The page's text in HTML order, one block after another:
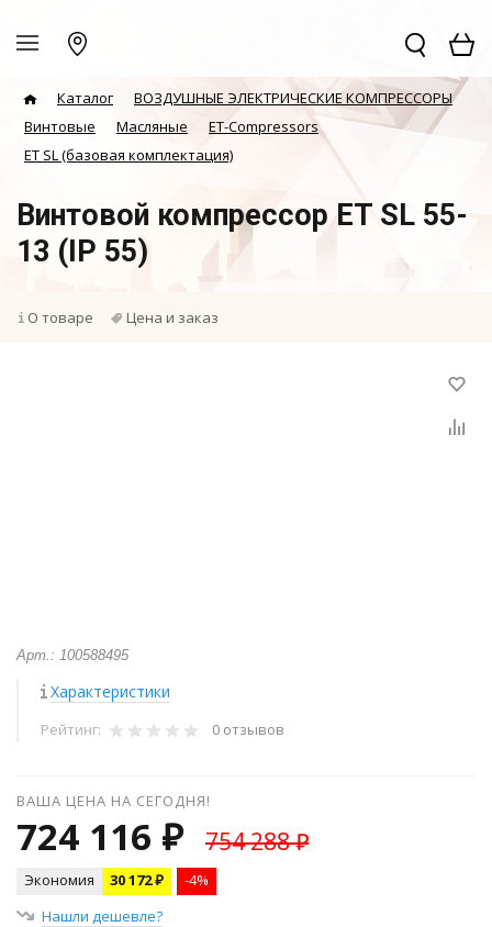
Каталог
ВОЗДУШНЫЕ ЭЛЕКТРИЧЕСКИЕ КОМПРЕССОРЫ
Винтовые
Масляные
ET-Compressors
ET SL (базовая комплектация)
Винтовой компрессор ET SL 55-
13 (IP 55)
О товаре Цена и заказ
Арт.: 100588495
Характеристики
Рейтинг: 0 отзывов
ВАША ЦЕНА НА СЕГОДНЯ!
724 116 ₽ 754 288 ₽
Экономия 30 172 ₽
-4%
Нашли дешевле?